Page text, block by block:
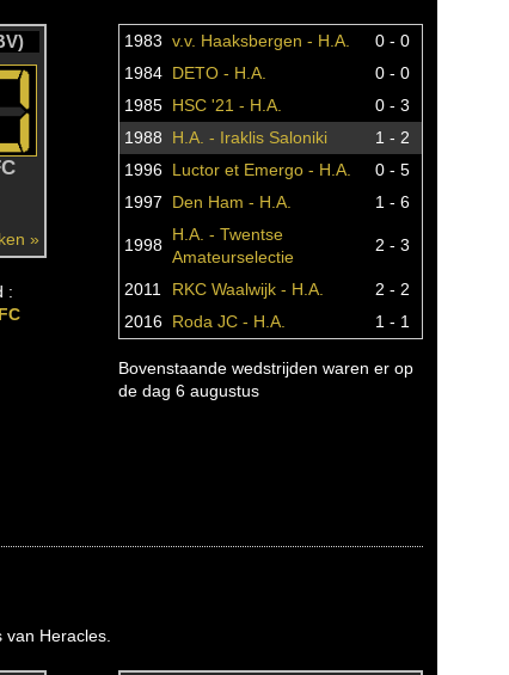
»
:
1983 v.v. Haaksbergen - H.A.
0 - 0
1984 DETO - H.A.
0 - 0
1985 HSC '21 - H.A.
0 - 3
1988
H.A. - Iraklis Saloniki
1 - 2
1996 Luctor et Emergo - H.A.
0 - 5
1997
Den Ham - H.A. 1 - 6
1998
H.A. - Twentse
Amateurselectie
2 - 3
2011 RKC Waalwijk - H.A.
2 - 2
2016 Roda JC - H.A. 1 - 1
Bovenstaande wedstrijden waren er op
de dag 6 augustus
Heracles.